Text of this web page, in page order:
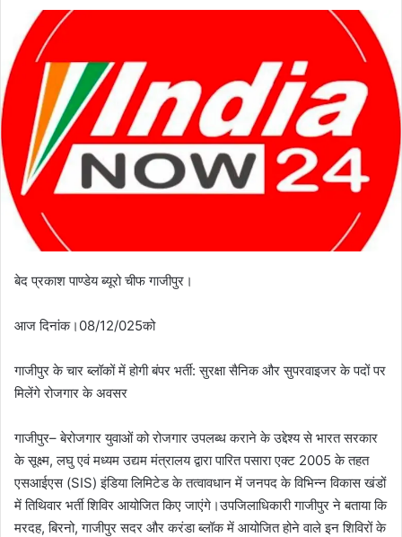
बेद प्रकाश पाण्डेय ब्यूरो चीफ गाजीपुर।
आज दिनांक।08/12/025को
गाजीपुर के चार ब्लॉकों में होगी बंपर भर्ती: सुरक्षा सैनिक और सुपरवाइजर के पदों पर
मिलेंगे रोजगार के अवसर
गाजीपुर– बेरोजगार युवाओं को रोजगार उपलब्ध कराने के उद्देश्य से भारत सरकार
के सूक्ष्म, लघु एवं मध्यम उद्यम मंत्रालय द्वारा पारित पसारा एक्ट 2005 के तहत
एसआईएस (SIS) इंडिया लिमिटेड के तत्वावधान में जनपद के विभिन्न विकास खंडों
में तिथिवार भर्ती शिविर आयोजित किए जाएंगे।उपजिलाधिकारी गाजीपुर ने बताया कि
मरदह, बिरनो, गाजीपुर सदर और करंडा ब्लॉक में आयोजित होने वाले इन शिविरों के